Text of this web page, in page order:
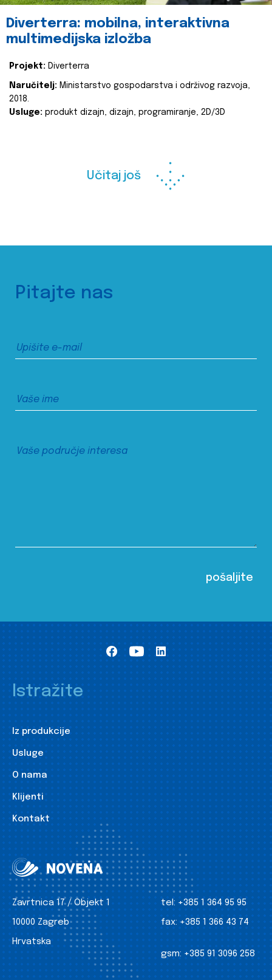
Diverterra: mobilna, interaktivna
multimedijska izložba
Projekt: Diverterra
Naručitelj: Ministarstvo gospodarstva i održivog razvoja,
2018.
Usluge: produkt dizajn, dizajn, programiranje, 2D/3D
Učitaj još
Pitajte nas
Istražite
Iz produkcije
Usluge
O nama
Klijenti
Kontakt
Zavrtnica 17 / Objekt 1
10000 Zagreb
Hrvatska
tel: +385 1 364 95 95
fax: +385 1 366 43 74
gsm: +385 91 3096 258